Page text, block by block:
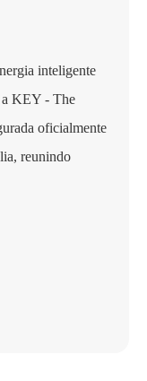
inteligente
a KEY - The
oficialmente
reunindo